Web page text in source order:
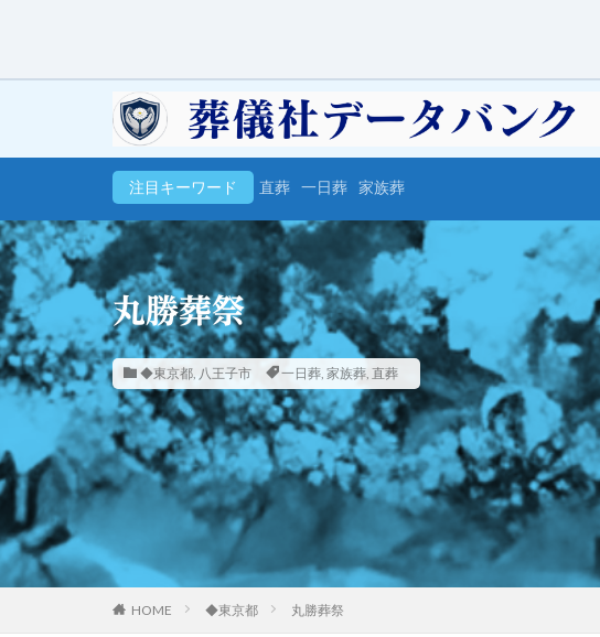
注目キーワード 直葬 一日葬 家族葬
丸勝葬祭
◆東京都, 八王子市 一日葬, 家族葬, 直葬
HOME ◆東京都 丸勝葬祭